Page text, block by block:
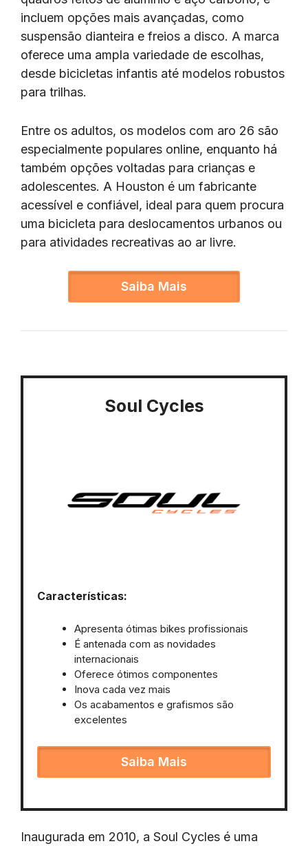
incluem opções mais avançadas, como
suspensão dianteira e freios a disco. A marca
oferece uma ampla variedade de escolhas,
desde bicicletas infantis até modelos robustos
para trilhas.
Entre os adultos, os modelos com aro 26 são
especialmente populares online, enquanto há
também opções voltadas para crianças e
adolescentes. A Houston é um fabricante
acessível e confiável, ideal para quem procura
uma bicicleta para deslocamentos urbanos ou
para atividades recreativas ao ar livre.
Saiba Mais
Soul Cycles
Características:
Apresenta ótimas bikes profissionais
É antenada com as novidades
internacionais
Oferece ótimos componentes
Inova cada vez mais
Os acabamentos e grafismos são
excelentes
Saiba Mais
Inaugurada em 2010, a Soul Cycles é uma